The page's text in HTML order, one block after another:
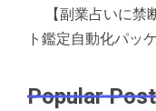
【副業占いに
ト鑑定自動化パッ
Popular